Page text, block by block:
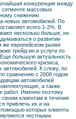
конкуренция между
сегменте массовых
снижению
новых автомобилей. По
всего 1-2%. В
несколько больше, но
о развитии
же европейском рынке
трейд-ин и услуги по
большую актуальность
кризиса,
автомобилей. К слову, по
сравнению с 2008 годом
автомобилей
а также
работ. Именно поэтому
клиентам в течение
привлечь их и на
которых клиенты
честными.